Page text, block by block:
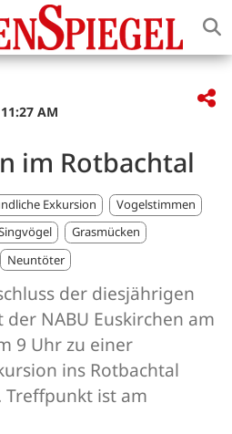
AM
im Rotbachtal
Exkursion
Vogelstimmen
Grasmücken
Neuntöter
der diesjährigen
NABU Euskirchen am
9 Uhr zu einer
ins Rotbachtal
Treffpunkt ist am